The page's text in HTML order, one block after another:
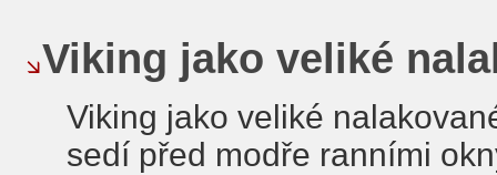
Viking jako veliké
Viking jako veliké
sedí před modře ranními